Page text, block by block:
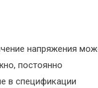
напряжения
постоянно
в спецификации